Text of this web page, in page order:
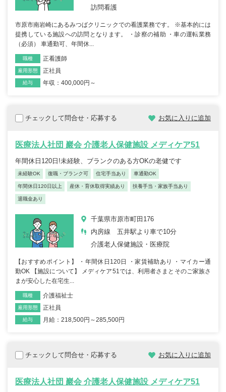
訪問看護
市原市南岩崎にあるみつばクリニックでの看護業務です。 ※基本的には
提携している施設への訪問となります。 ・診察の補助 ・車の運転業務
（必須） 車通勤可、年間休...
職種 正看護師
雇用形態 正社員
給与 年収：400,000円～
チェックして問合せ・応募する お気に入りに追加
医療法人社団 巖会 介護老人保健施設 メディケア51
年間休日120日!未経験、ブランクのある方OKの老健です
未経験OK 復職・ブランク可 住宅手当あり 車通勤OK
年間休日120日以上 産休・育休取得実績あり 扶養手当・家族手当あり
退職金あり
千葉県市原市町田176
内房線 五井駅より車で10分
介護老人保健施設・医療院
【おすすめポイント】 ・年間休日120日 ・家賃補助あり ・マイカー通
勤OK 【施設について】 メディケア51では、利用者さまとそのご家族さ
まが安心した在宅生...
職種 介護福祉士
雇用形態 正社員
給与 月給：218,500円～285,500円
チェックして問合せ・応募する お気に入りに追加
医療法人社団 巖会 介護老人保健施設 メディケア51